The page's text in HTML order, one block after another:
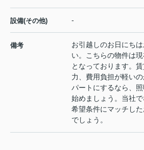
設備(その他) -
備考
お引越しのお日にち
い。こちらの物件は
となっております。
力、費用負担が軽い
パートにするなら、
始めましょう。当社
希望条件にマッチし
でしょう。